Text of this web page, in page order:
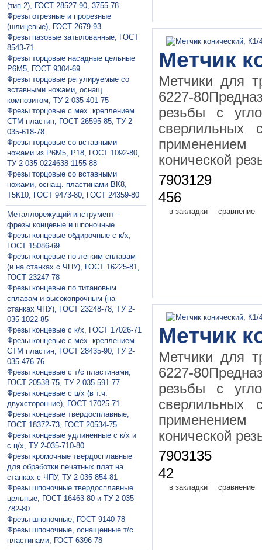
(тип 2), ГОСТ 28527-90, 3755-78
Фрезы отрезные и прорезные
(шлицевые), ГОСТ 2679-93
Фрезы пазовые затылованные, ГОСТ
8543-71
Фрезы торцовые насадные цельные
Р6М5, ГОСТ 9304-69
Фрезы торцовые регулируемые со
вставными ножами, оснащ.
композитом, ТУ 2-035-401-75
Фрезы торцовые с мех. креплением
СТМ пластин, ГОСТ 26595-85, ТУ 2-
035-618-78
Фрезы торцовые со вставными
ножами из Р6М5, Р18, ГОСТ 1092-80,
ТУ 2-035-0224638-1155-88
Фрезы торцовые со вставными
ножами, оснащ. пластинами ВК8,
Т5К10, ГОСТ 9473-80, ГОСТ 24359-80
Металлорежущий инструмент -
фрезы концевые и шпоночные
Фрезы концевые обдирочные с к/х,
ГОСТ 15086-69
Фрезы концевые по легким сплавам
(и на станках с ЧПУ), ГОСТ 16225-81,
ГОСТ 23247-78
Фрезы концевые по титановым
сплавам и высокопрочным (на
станках ЧПУ), ГОСТ 23248-78, ТУ 2-
035-1022-85
Фрезы концевые с к/х, ГОСТ 17026-71
Фрезы концевые с мех. креплением
СТМ пластин, ГОСТ 28435-90, ТУ 2-
035-476-76
Фрезы концевые с т/с пластинами,
ГОСТ 20538-75, ТУ 2-035-591-77
Фрезы концевые с ц/х (в т.ч.
двухсторонние), ГОСТ 17025-71
Фрезы концевые твердосплавные,
ГОСТ 18372-73, ГОСТ 20534-75
Фрезы концевые удлиненные с к/х и
с ц/х, ТУ 2-035-710-80
Фрезы кромочные твердосплавные
для обработки печатных плат на
станках с ЧПУ, ТУ 2-035-854-81
Фрезы шпоночные твердосплавные
цельные, ГОСТ 16463-80 и ТУ 2-035-
782-80
Фрезы шпоночные, ГОСТ 9140-78
Фрезы шпоночные, оснащенные т/с
пластинами, ГОСТ 6396-78
Метчик
Метчики для
6227-
резьбы с
сверлильных
конической
7903129
456
в закладки сравнение
Метчик
Метчики для
6227-
резьбы с
сверлильных
конической
7903135
42
в закладки сравнение